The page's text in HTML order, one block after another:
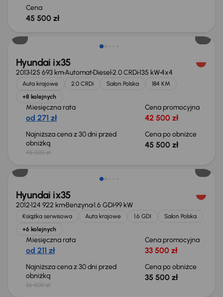
Cena
45 500 zł
Świeżo skupione
Hyundai ix35
2013125 693 kmAutomatDiesel2.0 CRDi135 kW4x4
Auta krajowe 2.0 CRDi Salon Polska
184 KM
+8 kolejnych
Miesięczna rata
od 271 zł
Cena promocyjna
42 500 zł
Najniższa cena z 30 dni przed
obniżką
45 000 zł
Cena po obniżce
45 500 zł
Świeżo skupione
Hyundai ix35
2012124 922 kmBenzyna1.6 GDI99 kW
Książka serwisowa Auta krajowe 1.6 GDI
Salon Polska
+6 kolejnych
Miesięczna rata
od 211 zł
Cena promocyjna
33 500 zł
Najniższa cena z 30 dni przed
obniżką
36 500 zł
Cena po obniżce
35 500 zł
Świeżo skupione